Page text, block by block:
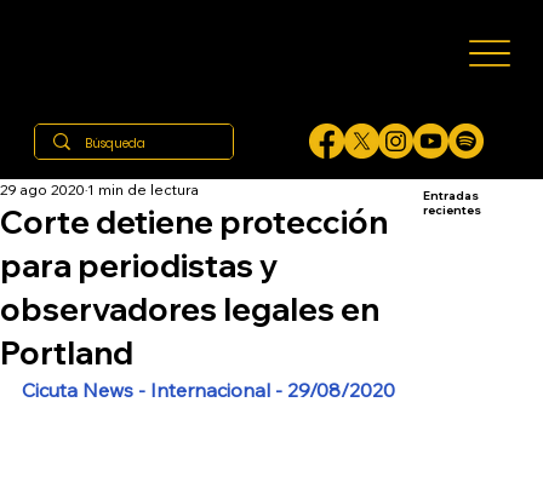
Corte detiene protección
para periodistas y
observadores legales en
Portland
29 ago 2020 1 min de lectura
Cicuta News - Internacional - 29/08/2020
Entradas
recientes